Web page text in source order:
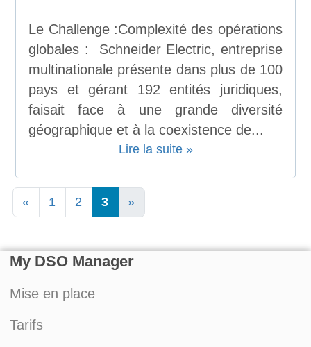
Le Challenge :Complexité des opérations
globales : Schneider Electric, entreprise
multinationale présente dans plus de 100
pays et gérant 192 entités juridiques,
faisait face à une grande diversité
géographique et à la coexistence de...
Lire la suite »
« 1 2 3 »
My DSO Manager
Mise en place
Tarifs